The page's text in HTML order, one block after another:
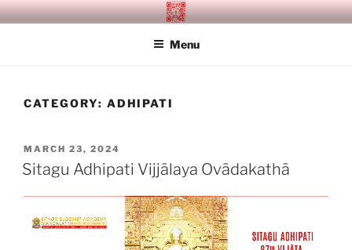
Skip
to
SITAGU BUDDHIST ACADEMY
Menu
CATEGORY: ADHIPATI
POSTED
ON
MARCH 23, 2024
Sitagu Adhipati Vijjālaya Ovādakathā